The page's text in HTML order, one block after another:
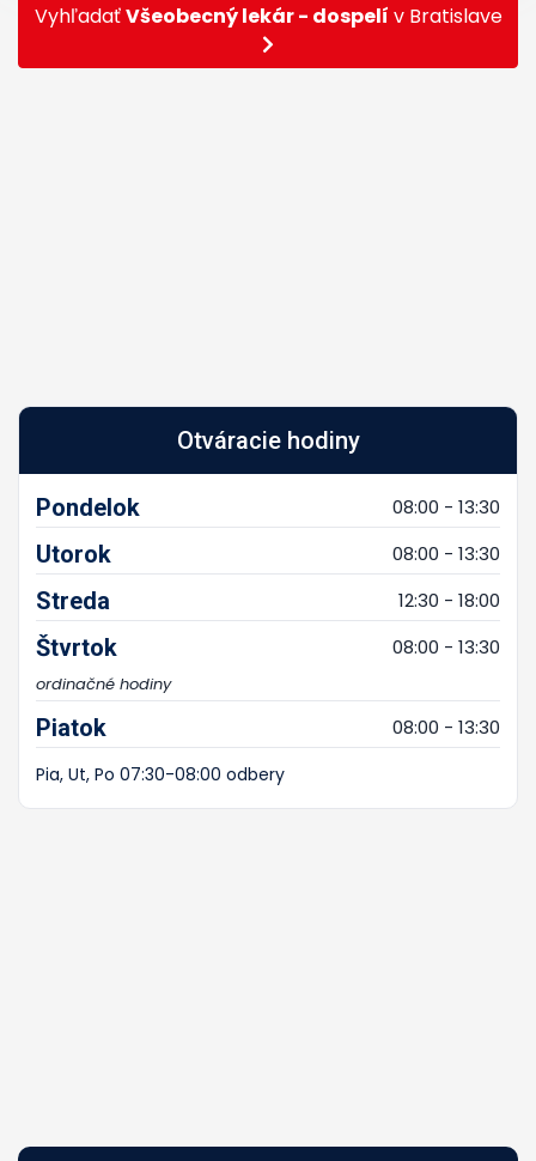
VyhľadaťVšeobecný lekár - dospelí v Bratislave
Otváracie hodiny
Pondelok 08:00 - 13:30
Utorok 08:00 - 13:30
Streda 12:30 - 18:00
Štvrtok 08:00 - 13:30
ordinačné hodiny
Piatok 08:00 - 13:30
Pia, Ut, Po 07:30-08:00 odbery